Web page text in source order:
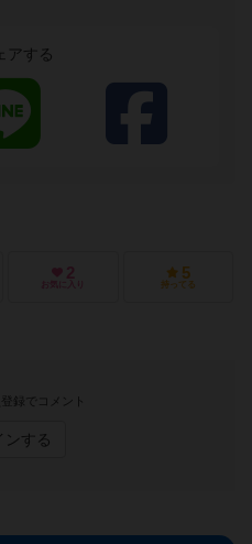
アする
2
お気に入り
5
持ってる
録でコメント
ンする